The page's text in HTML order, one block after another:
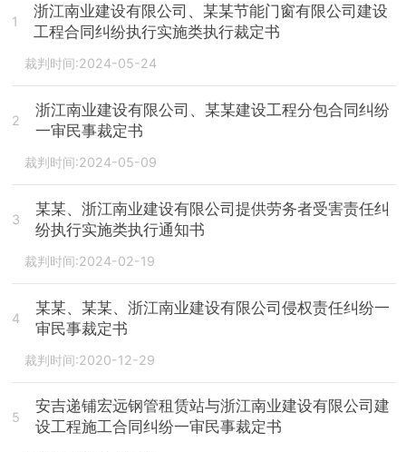
1
浙江南业建设有限公司、某某节能门窗有限公司建设
工程合同纠纷执行实施类执行裁定书
裁判时间:2024-05-24
2
浙江南业建设有限公司、某某建设工程分包合同纠纷
一审民事裁定书
裁判时间:2024-05-09
3
某某、浙江南业建设有限公司提供劳务者受害责任纠
纷执行实施类执行通知书
裁判时间:2024-02-19
4
某某、某某、浙江南业建设有限公司侵权责任纠纷一
审民事裁定书
裁判时间:2020-12-29
5
安吉递铺宏远钢管租赁站与浙江南业建设有限公司建
设工程施工合同纠纷一审民事裁定书